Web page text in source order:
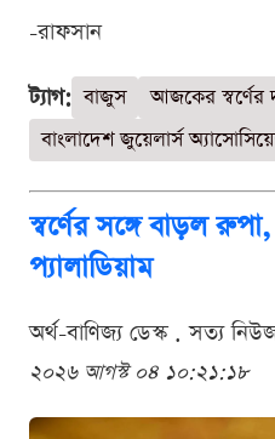
-রাফসান
ট্যাগ: বাজুস
আজকের স্বর্ণের
বাংলাদেশ জুয়েলার্স
স্বর্ণের সঙ্গে বাড়ল
প্যালাডিয়াম
অর্থ-বাণিজ্য ডেস্ক . সত্য
২০২৬ আগস্ট ০৪ ১০:২১:১৮